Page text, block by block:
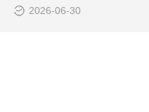
2026-06-30